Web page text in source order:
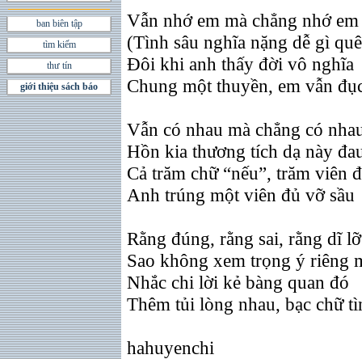
ban biên tập
tìm kiếm
thư tín
giới thiệu sách báo
Vẫn nhớ em mà chẳng nhớ em
(Tình sâu nghĩa nặng dễ gì
Ðôi khi anh thấy đời vô nghĩa
Chung một thuyền, em vẫn
Vẫn có nhau mà chẳng có
Hồn kia thương tích dạ này
Cả trăm chữ “nếu”, trăm viên
Anh trúng một viên đủ vỡ sầu
Rằng đúng, rằng sai, rằng dĩ lỡ
Sao không xem trọng ý riêng
Nhắc chi lời kẻ bàng quan đó
Thêm tủi lòng nhau, bạc chữ
hahuyenchi